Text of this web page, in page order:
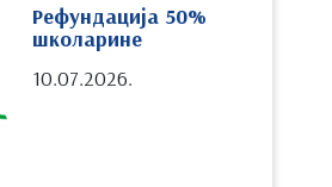
Рефундација 50%
школарине
10.07.2026.